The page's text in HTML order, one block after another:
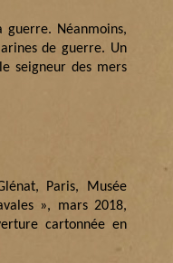
guerre. Néanmoins,
de guerre. Un
seigneur des mers
Paris, Musée
», mars 2018,
cartonnée en